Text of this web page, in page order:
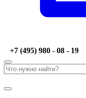
+7 (495) 980 - 08 - 19